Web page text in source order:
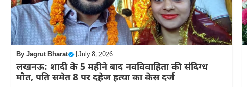
ByJagrut Bharat July 8, 2026
लखनऊ: शादी के 5 महीने बाद नवविवाहिता की संदिग्ध
मौत, पति समेत 8 पर दहेज हत्या का केस दर्ज